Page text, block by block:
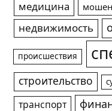
медицина
недвижимость
происшествия
строительство
транспорт